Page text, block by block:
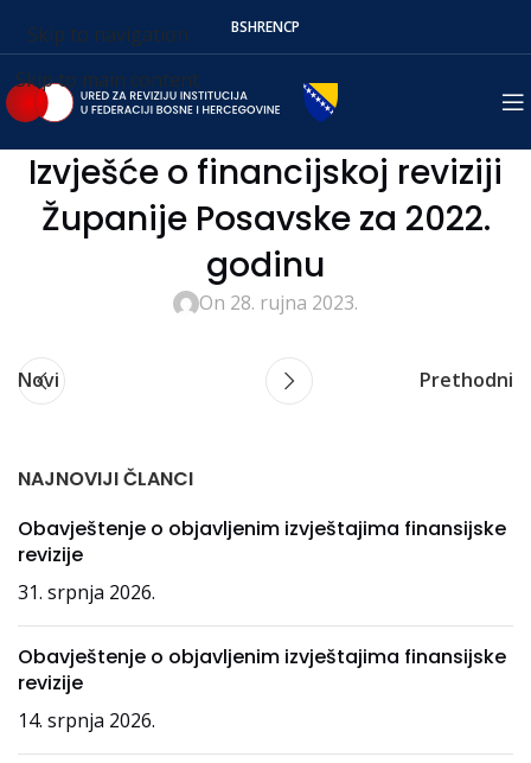
Skip to navigation
Skip to main content
BSHRENСР
Izvješće o financijskoj reviziji
Županije Posavske za 2022.
godinu
On 28. rujna 2023.
Novi Prethodni
NAJNOVIJI ČLANCI
Obavještenje o objavljenim izvještajima finansijske
revizije
31. srpnja 2026.
Obavještenje o objavljenim izvještajima finansijske
revizije
14. srpnja 2026.